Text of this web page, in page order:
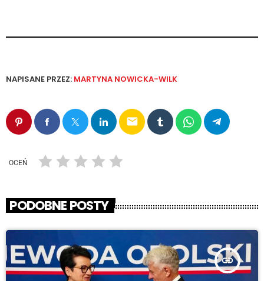
NAPISANE PRZEZ: MARTYNA NOWICKA-WILK
email
OCEŃ
PODOBNE POSTY
insert_link